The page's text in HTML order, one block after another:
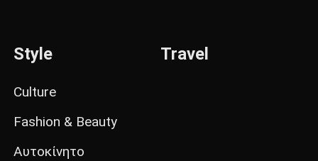
Style
Culture
Fashion & Beauty
Αυτοκίνητο
Travel